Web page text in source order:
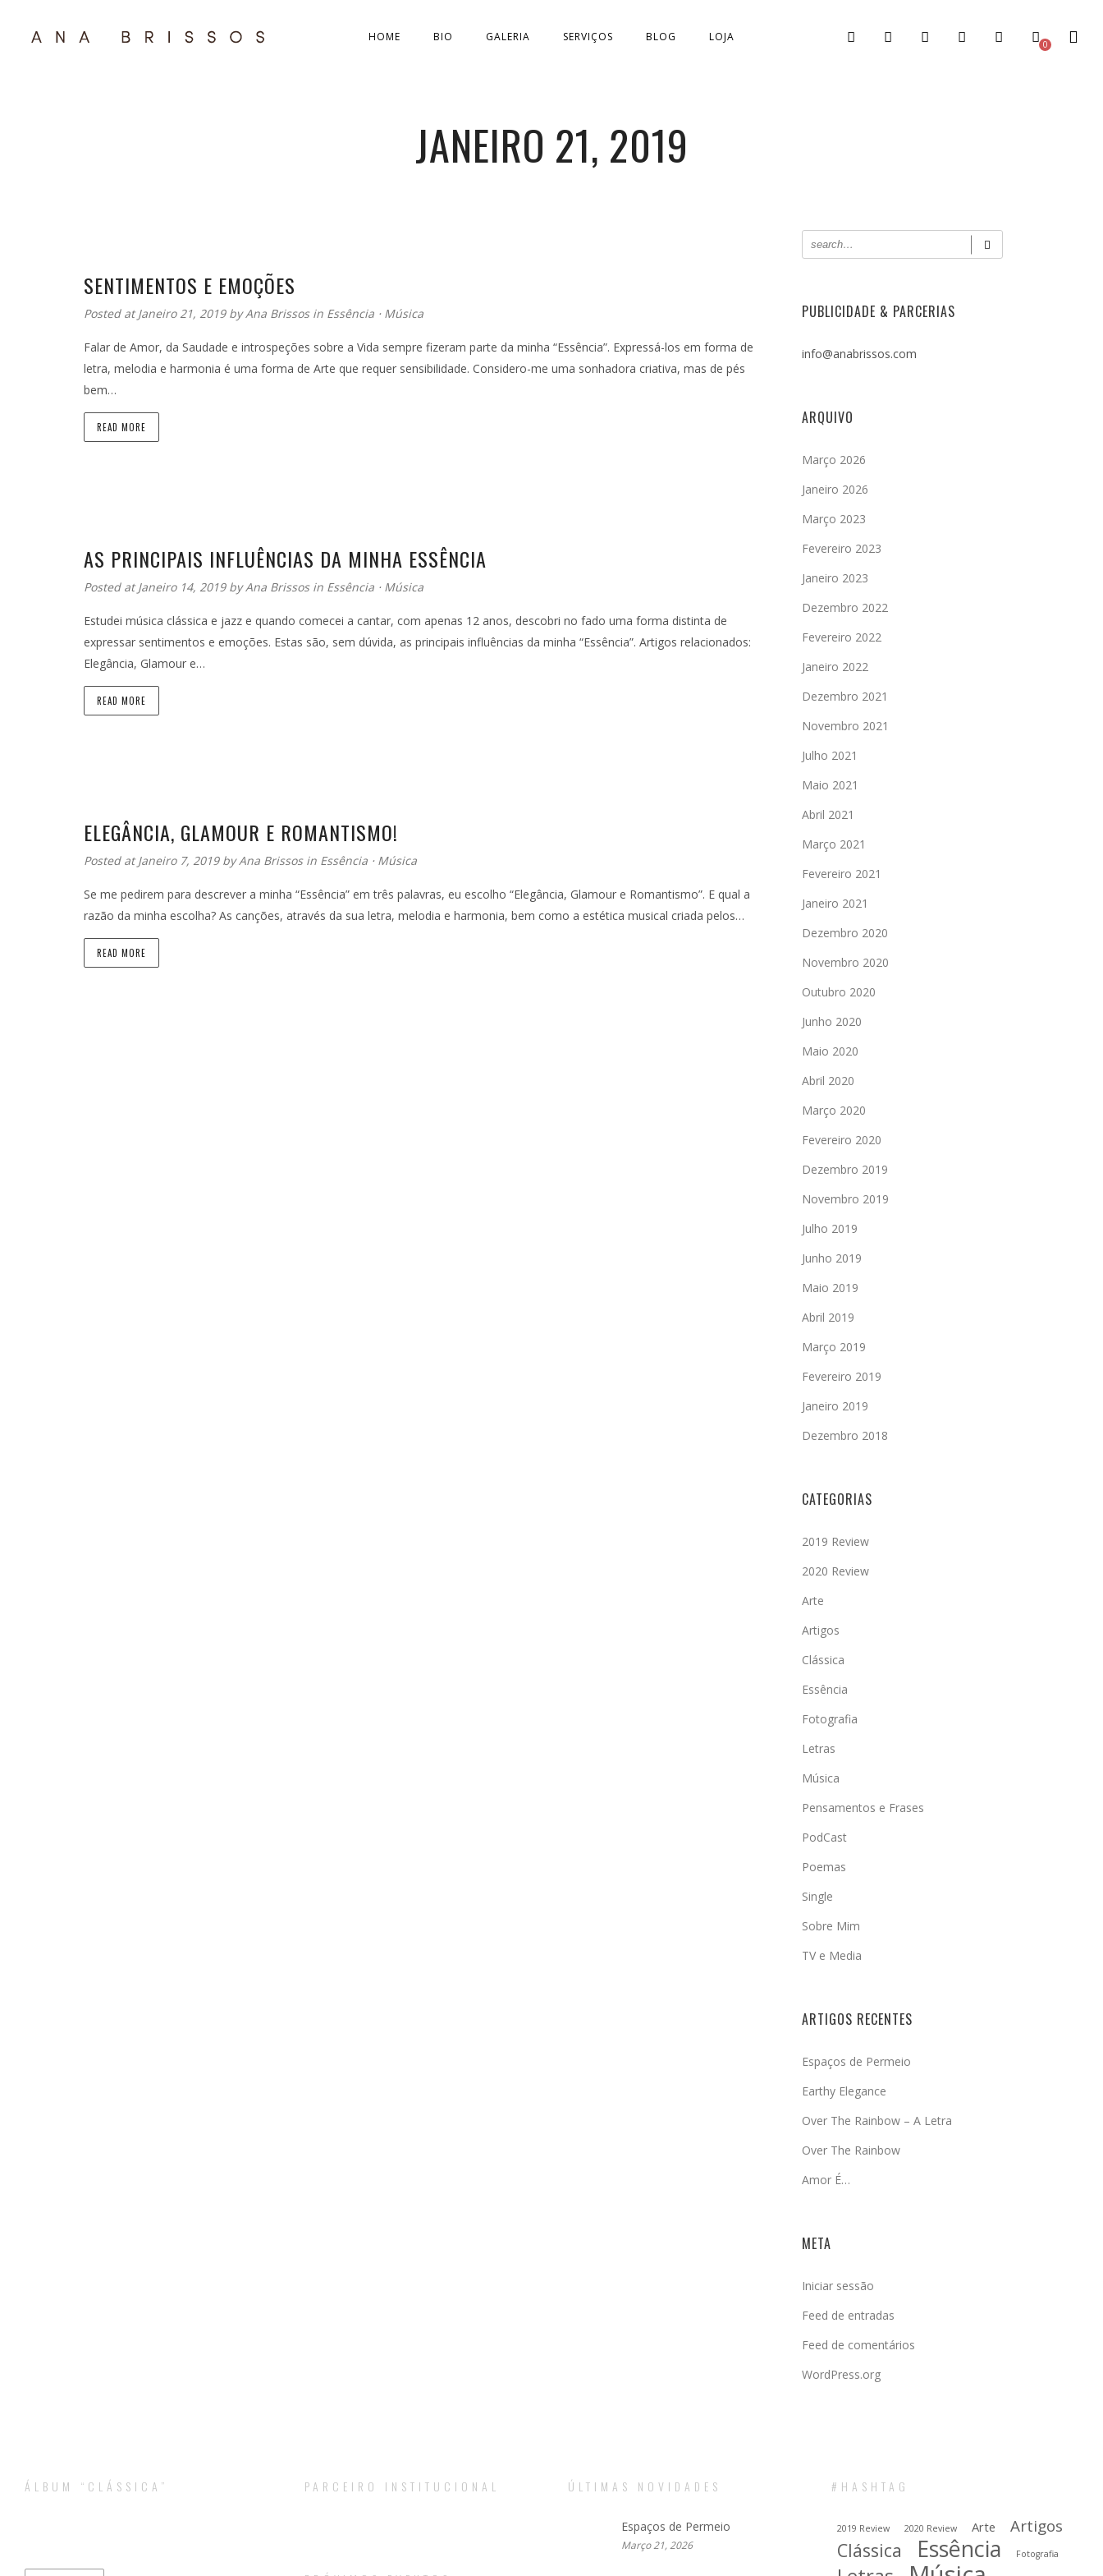
0
HOME BIO GALERIA SERVIÇOS BLOG LOJA
JANEIRO 21, 2019
SENTIMENTOS E EMOÇÕES
Posted at Janeiro 21, 2019 byAna Brissos in Essência ⋅ Música
Falar de Amor, da Saudade e introspeções sobre a Vida sempre fizeram parte da minha “Essência”. Expressá-los em forma de
letra, melodia e harmonia é uma forma de Arte que requer sensibilidade. Considero-me uma sonhadora criativa, mas de pés
bem…
READ MORE
AS PRINCIPAIS INFLUÊNCIAS DA MINHA ESSÊNCIA
Posted at Janeiro 14, 2019 byAna Brissos in Essência ⋅ Música
Estudei música clássica e jazz e quando comecei a cantar, com apenas 12 anos, descobri no fado uma forma distinta de
expressar sentimentos e emoções. Estas são, sem dúvida, as principais influências da minha “Essência”. Artigos relacionados:
Elegância, Glamour e…
READ MORE
ELEGÂNCIA, GLAMOUR E ROMANTISMO!
Posted at Janeiro 7, 2019 byAna Brissos in Essência ⋅ Música
Se me pedirem para descrever a minha “Essência” em três palavras, eu escolho “Elegância, Glamour e Romantismo”. E qual a
razão da minha escolha? As canções, através da sua letra, melodia e harmonia, bem como a estética musical criada pelos…
READ MORE
PUBLICIDADE & PARCERIAS
info@anabrissos.com
ARQUIVO
Março 2026
Janeiro 2026
Março 2023
Fevereiro 2023
Janeiro 2023
Dezembro 2022
Fevereiro 2022
Janeiro 2022
Dezembro 2021
Novembro 2021
Julho 2021
Maio 2021
Abril 2021
Março 2021
Fevereiro 2021
Janeiro 2021
Dezembro 2020
Novembro 2020
Outubro 2020
Junho 2020
Maio 2020
Abril 2020
Março 2020
Fevereiro 2020
Dezembro 2019
Novembro 2019
Julho 2019
Junho 2019
Maio 2019
Abril 2019
Março 2019
Fevereiro 2019
Janeiro 2019
Dezembro 2018
CATEGORIAS
2019 Review
2020 Review
Arte
Artigos
Clássica
Essência
Fotografia
Letras
Música
Pensamentos e Frases
PodCast
Poemas
Single
Sobre Mim
TV e Media
ARTIGOS RECENTES
Espaços de Permeio
Earthy Elegance
Over The Rainbow – A Letra
Over The Rainbow
Amor É…
META
Iniciar sessão
Feed de entradas
Feed de comentários
WordPress.org
ÁLBUM “CLÁSSICA” PARCEIRO INSTITUCIONAL ÚLTIMAS NOVIDADES
Espaços de Permeio
Março 21, 2026
#HASHTAG
2019 Review 2020 Review Arte Artigos
Clássica Essência Fotografia